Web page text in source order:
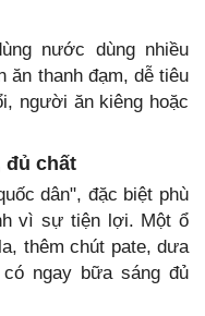
nước dùng nhiều
ăn thanh đạm, dễ tiêu
người ăn kiêng hoặc
đủ chất
dân", đặc biệt phù
vì sự tiện lợi. Một ổ
thêm chút pate, dưa
ngay bữa sáng đủ